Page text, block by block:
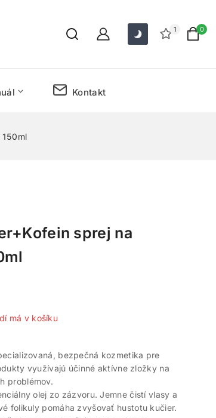
1 0
Kontakt
150ml
sprej na
15 hodín
má v košíku
bezpečná kozmetika pre
využívajú účinné aktívne zložky na
problémov.
olej zo zázvoru. Jemne čistí vlasy a
folikuly pomáha zvyšovať hustotu kučier.